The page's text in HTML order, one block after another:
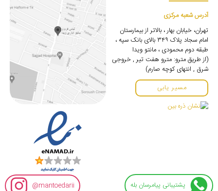
پشتیبانی پیامرسان بله mantoedarii@
آدرس شعبه مرکزی
تهران، خیابان بهار ، بالاتر از بیمارستان
امام سجاد پلاک ۳۴۹ بالای بانک سپه ،
طبقه دوم محمودی ، مانتو ویدا
(از طریق مترو: مترو هفت تیر , خروجی
شرق , انتهای کوچه صارم)
مسیر یابی